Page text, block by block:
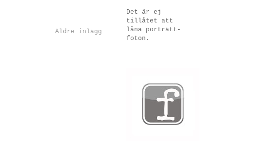
Äldre inlägg
Det är ej
tillåtet att
låna porträtt-
foton.